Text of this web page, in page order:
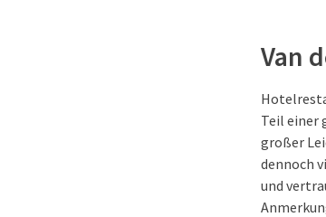
Van
Teil einer
großer
dennoch
und